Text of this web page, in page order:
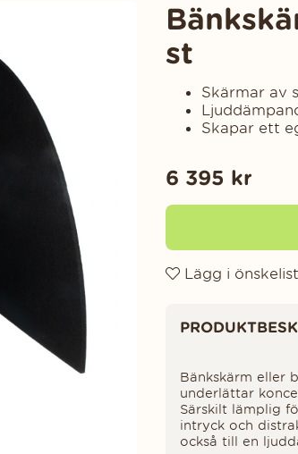
st
Skärmar av
Skapar ett
6 395 kr
Lägg i
Bänkskärm eller
underlättar
Särskilt lämplig
intryck och
också till en